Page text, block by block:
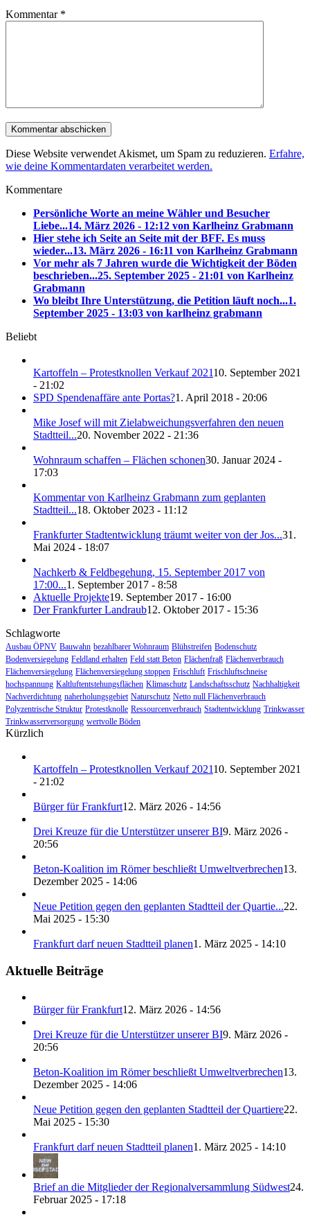
Kommentar *
Diese Website verwendet Akismet, um Spam zu reduzieren. Erfahre,
wie deine Kommentardaten verarbeitet werden.
Kommentare
Persönliche Worte an meine Wähler und Besucher
Liebe...14. März 2026 - 12:12 von Karlheinz Grabmann
Hier stehe ich Seite an Seite mit der BFF. Es muss
wieder...13. März 2026 - 16:11 von Karlheinz Grabmann
Vor mehr als 7 Jahren wurde die Wichtigkeit der Böden
beschrieben...25. September 2025 - 21:01 von Karlheinz
Grabmann
Wo bleibt Ihre Unterstützung, die Petition läuft noch...1.
September 2025 - 13:03 von karlheinz grabmann
Beliebt
Kartoffeln – Protestknollen Verkauf 202110. September 2021
- 21:02
SPD Spendenaffäre ante Portas?1. April 2018 - 20:06
Mike Josef will mit Zielabweichungsverfahren den neuen
Stadtteil...20. November 2022 - 21:36
Wohnraum schaffen – Flächen schonen30. Januar 2024 -
17:03
Kommentar von Karlheinz Grabmann zum geplanten
Stadtteil...18. Oktober 2023 - 11:12
Frankfurter Stadtentwicklung träumt weiter von der Jos...31.
Mai 2024 - 18:07
Nachkerb & Feldbegehung, 15. September 2017 von
17:00...1. September 2017 - 8:58
Aktuelle Projekte19. September 2017 - 16:00
Der Frankfurter Landraub12. Oktober 2017 - 15:36
Schlagworte
Ausbau ÖPNV Bauwahn bezahlbarer Wohnraum Blühstreifen Bodenschutz
Bodenversiegelung Feldland erhalten Feld statt Beton Flächenfraß Flächenverbrauch
Flächenversiegelung Flächenversiegelung stoppen Frischluft Frischluftschneise
hochspannung Kaltluftentstehungsflächen Klimaschutz Landschaftsschutz Nachhaltigkeit
Nachverdichtung naherholungsgebiet Naturschutz Netto null Flächenverbrauch
Polyzentrische Struktur Protestknolle Ressourcenverbrauch Stadtentwicklung Trinkwasser
Trinkwasserversorgung wertvolle Böden
Kürzlich
Kartoffeln – Protestknollen Verkauf 202110. September 2021
- 21:02
Bürger für Frankfurt12. März 2026 - 14:56
Drei Kreuze für die Unterstützer unserer BI9. März 2026 -
20:56
Beton-Koalition im Römer beschließt Umweltverbrechen13.
Dezember 2025 - 14:06
Neue Petition gegen den geplanten Stadtteil der Quartie...22.
Mai 2025 - 15:30
Frankfurt darf neuen Stadtteil planen1. März 2025 - 14:10
Aktuelle Beiträge
Bürger für Frankfurt12. März 2026 - 14:56
Drei Kreuze für die Unterstützer unserer BI9. März 2026 -
20:56
Beton-Koalition im Römer beschließt Umweltverbrechen13.
Dezember 2025 - 14:06
Neue Petition gegen den geplanten Stadtteil der Quartiere22.
Mai 2025 - 15:30
Frankfurt darf neuen Stadtteil planen1. März 2025 - 14:10
Brief an die Mitglieder der Regionalversammlung Südwest24.
Februar 2025 - 17:18